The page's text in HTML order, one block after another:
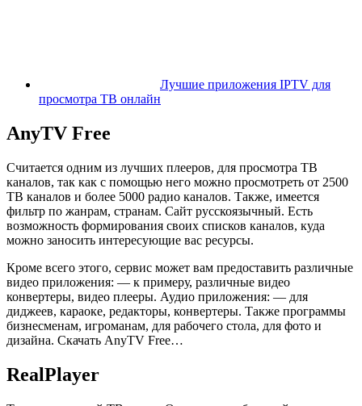
Лучшие приложения IPTV для
просмотра ТВ онлайн
AnyTV Free
Считается одним из лучших плееров, для просмотра ТВ
каналов, так как с помощью него можно просмотреть от 2500
ТВ каналов и более 5000 радио каналов. Также, имеется
фильтр по жанрам, странам. Сайт русскоязычный. Есть
возможность формирования своих списков каналов, куда
можно заносить интересующие вас ресурсы.
Кроме всего этого, сервис может вам предоставить различные
видео приложения: — к примеру, различные видео
конвертеры, видео плееры. Аудио приложения: — для
диджеев, караоке, редакторы, конвертеры. Также программы
бизнесменам, игроманам, для рабочего стола, для фото и
дизайна. Скачать AnyTV Free…
RealPlayer